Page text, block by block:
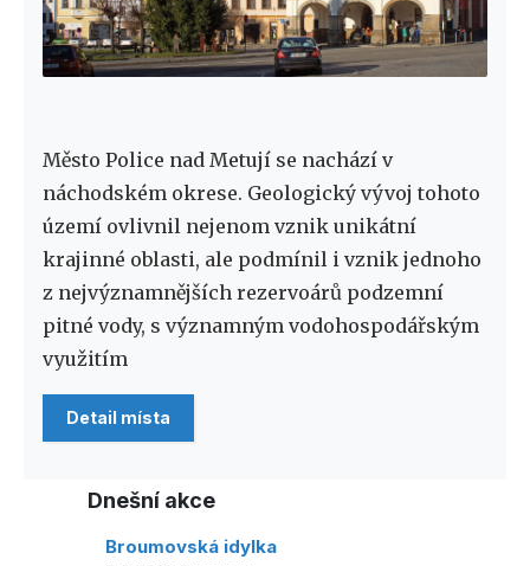
Město Police nad Metují se nachází v
náchodském okrese. Geologický vývoj tohoto
území ovlivnil nejenom vznik unikátní
krajinné oblasti, ale podmínil i vznik jednoho
z nejvýznamnějších rezervoárů podzemní
pitné vody, s významným vodohospodářským
využitím
Detail místa
Dnešní akce
Broumovská idylka